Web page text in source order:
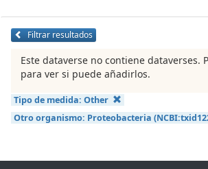
Filtrar resultados
Este dataverse no contiene dataverses.
para ver si puede añadirlos.
Tipo de medida: Other
Otro organismo: Proteobacteria